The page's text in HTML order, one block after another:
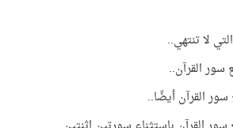
لا تنتهي..
القرآن..
القرآن أيضًا..